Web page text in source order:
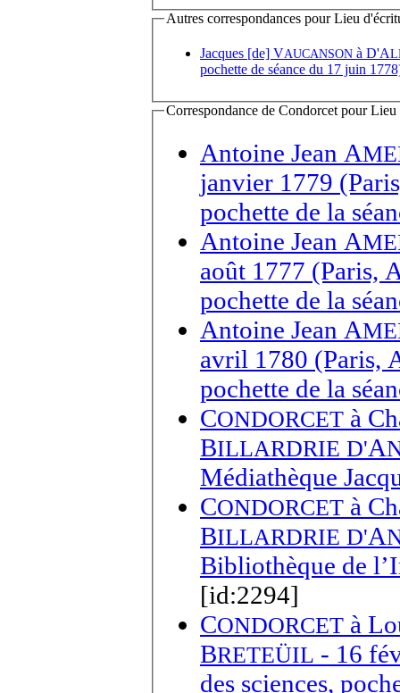
Autres correspondances pour Lieu
Jacques [de] VAUCANSON à D'A
pochette de séance du 17 juin
Correspondance de Condorcet pour
Antoine Jean A
janvier 1779
pochette de la
Antoine Jean A
août 1777 (Paris,
pochette de la
Antoine Jean A
avril 1780 (Paris,
pochette de la
CONDORCET à
BILLARDRIE D'A
Médiathèque
CONDORCET à
BILLARDRIE D'A
Bibliothèque de
[id:2294]
CONDORCET à
BRETEÜIL - 16
des sciences,